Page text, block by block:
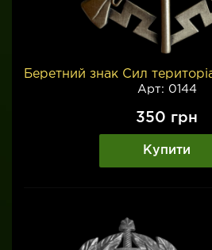
Беретний знак Сил
Арт: 0144
350 грн
Купити